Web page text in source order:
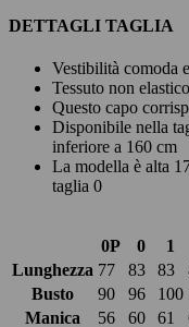
DETTAGLI TAGLIA
Vestibilità comoda
Tessuto non
Questo capo
Disponibile nella
inferiore a 160 cm
La modella è alta
taglia 0
0P 0 1
Lunghezza 77 83 83
Busto
90 96 100
Manica
56 60 61